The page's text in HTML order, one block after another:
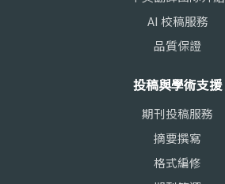
AI 校稿服務
品質保證
投稿與學術支援
期刊投稿服務
摘要撰寫
格式編修